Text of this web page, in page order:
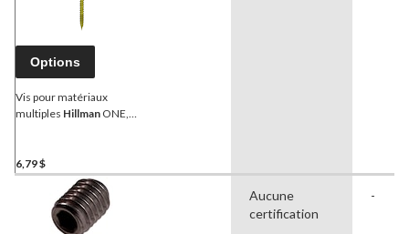
Options
Vis pour matériaux
multiples Hillman ONE,
6,79 $
Aucune
certification
-